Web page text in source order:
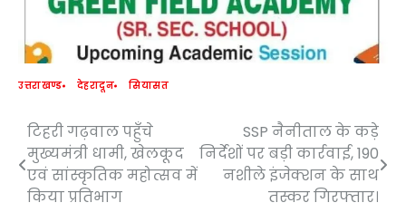
उत्तराखण्ड देहरादून सियासत
Post
navigation
टिहरी गढ़वाल पहुँचे
मुख्यमंत्री धामी, खेलकूद
एवं सांस्कृतिक महोत्सव में
किया प्रतिभाग
SSP नैनीताल के कड़े
निर्देशों पर बड़ी कार्रवाई, 190
नशीले इंजेक्शन के साथ
तस्कर गिरफ्तार।